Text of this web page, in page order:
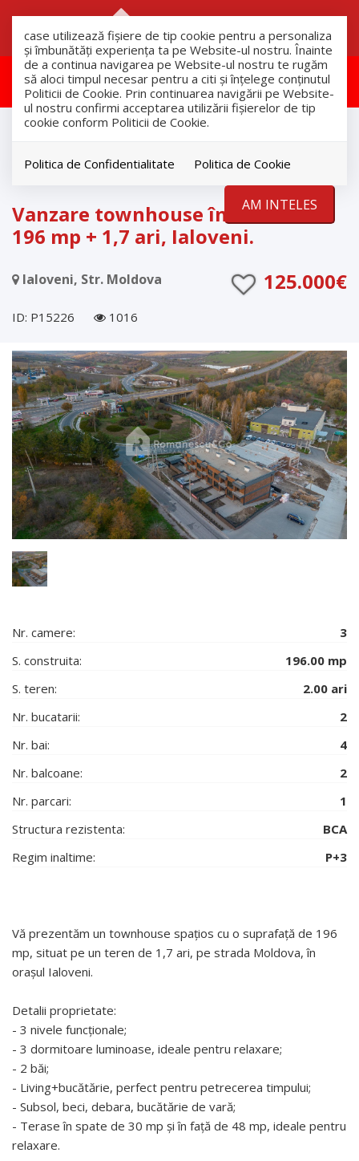
case utilizează fişiere de tip cookie pentru a personaliza
și îmbunătăți experiența ta pe Website-ul nostru. Înainte
de a continua navigarea pe Website-ul nostru te rugăm
să aloci timpul necesar pentru a citi și înțelege conținutul
Politicii de Cookie. Prin continuarea navigării pe Website-
ul nostru confirmi acceptarea utilizării fişierelor de tip
cookie conform Politicii de Cookie.
Politica de Confidentialitate Politica de Cookie
AM INTELES
Aceasta proprietate a fost retras!
Vanzare
Ialoveni
Vanzare townhouse în 3 nivele,
196 mp + 1,7 ari, Ialoveni.
Ialoveni, Str. Moldova 125.000€
ID: P15226 1016
Nr. camere:
3
S. construita:
196.00 mp
S. teren:
2.00 ari
Nr. bucatarii:
2
Nr. bai:
4
Nr. balcoane:
2
Nr. parcari:
1
Structura rezistenta:
BCA
Regim inaltime:
P+3
Vă prezentăm un townhouse spațios cu o suprafață de 196
mp, situat pe un teren de 1,7 ari, pe strada Moldova, în
orașul Ialoveni.
Detalii proprietate:
- 3 nivele funcționale;
- 3 dormitoare luminoase, ideale pentru relaxare;
- 2 băi;
- Living+bucătărie, perfect pentru petrecerea timpului;
- Subsol, beci, debara, bucătărie de vară;
- Terase în spate de 30 mp și în față de 48 mp, ideale pentru
relaxare.